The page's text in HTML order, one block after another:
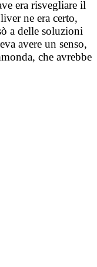
era risvegliare il
ne era certo,
a delle soluzioni
avere un senso,
che avrebbe